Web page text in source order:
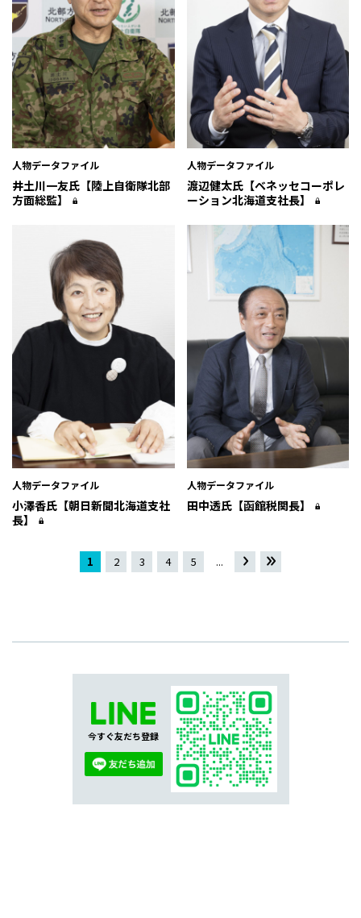
人物データファイル
井土川一友氏【陸上自衛隊北部
方面総監】
人物データファイル
渡辺健太氏【ベネッセコーポレ
ーション北海道支社長】
人物データファイル
小澤香氏【朝日新聞北海道支社
長】
人物データファイル
田中透氏【函館税関長】
1 2 3 4 5 ... »
今すぐ友だち登録